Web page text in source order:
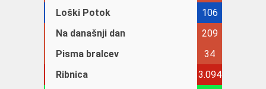
Loški Potok
106
Na današnji dan
209
Pisma bralcev
34
Ribnica
3.094